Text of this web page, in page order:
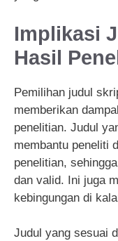
Implikasi
Hasil
Pemilihan judul
memberikan
penelitian. Judul
membantu peneliti
penelitian,
dan valid. Ini juga
kebingungan di
Judul yang sesuai